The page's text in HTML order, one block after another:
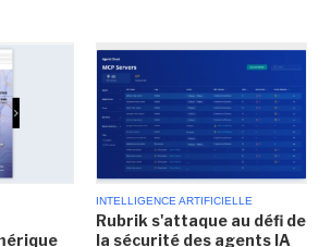
INTELLIGENCE ARTIFICIELLE
Rubrik s'attaque au défi de
la sécurité des agents IA